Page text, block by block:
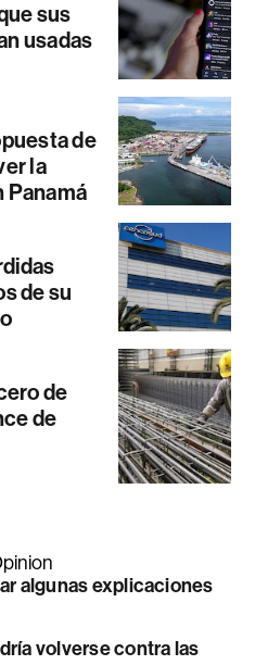
sus
usadas
de
la
Panamá
de su
de
de
algunas explicaciones
volverse contra las